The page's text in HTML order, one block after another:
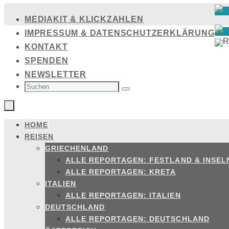
Inhalt
springen
MEDIAKIT & KLICKZAHLEN
IMPRESSUM & DATENSCHUTZERKLÄRUNG
KONTAKT
SPENDEN
NEWSLETTER
SUCHEN
NACH: Suchen
Zum
Inhalt
springen
HOME
REISEN
GRIECHENLAND
ALLE REPORTAGEN: FESTLAND &
ALLE REPORTAGEN: KRETA
ITALIEN
ALLE REPORTAGEN: ITALIEN
DEUTSCHLAND
ALLE REPORTAGEN: DEUTSCHLAND